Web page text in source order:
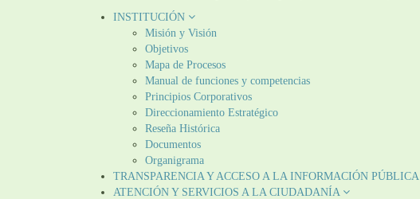
INSTITUCIÓN
Misión y Visión
Objetivos
Mapa de Procesos
Manual de funciones y competencias
Principios Corporativos
Direccionamiento Estratégico
Reseña Histórica
Documentos
Organigrama
TRANSPARENCIA Y ACCESO A LA INFORMACIÓN PÚBLICA
ATENCIÓN Y SERVICIOS A LA CIUDADANÍA